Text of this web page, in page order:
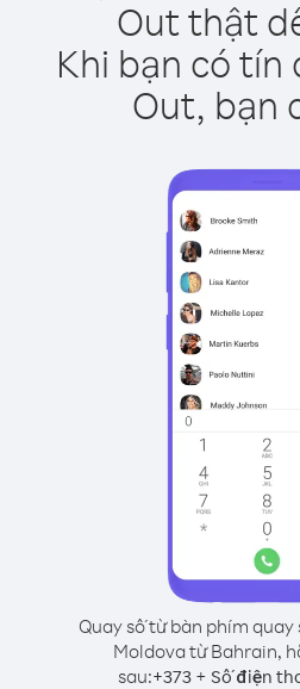
Out thật
Khi bạn có tín
Out, bạn
Quay số từ bàn phím quay
Moldova từ Bahrain,
sau:+373+ Số điện